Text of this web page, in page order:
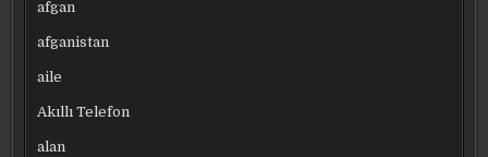
afgan
afganistan
aile
Akıllı Telefon
alan